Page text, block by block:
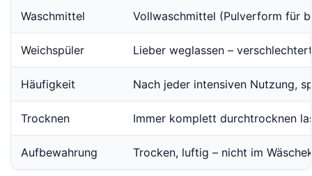
Waschmittel Vollwaschmittel (Pulverform für
Weichspüler Lieber weglassen –
Häufigkeit Nach jeder intensiven Nutzung,
Trocknen Immer komplett durchtrocknen
Aufbewahrung Trocken, luftig – nicht im